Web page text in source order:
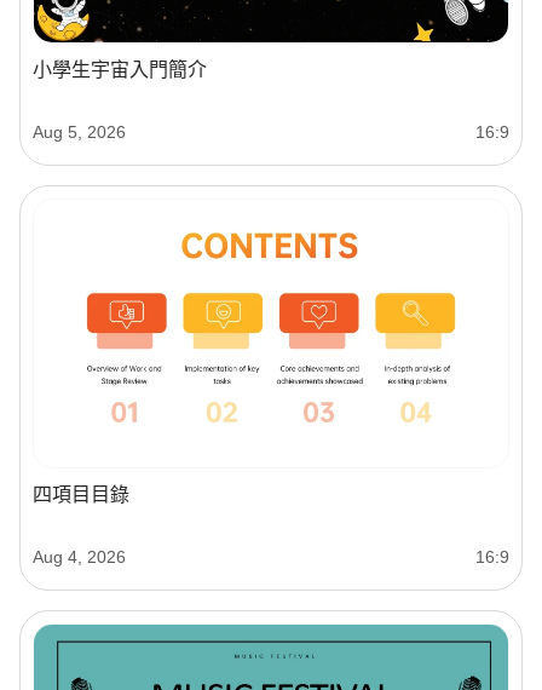
小學生宇宙入門簡介
Aug 5, 2026 16:9
四項目目錄
Aug 4, 2026 16:9